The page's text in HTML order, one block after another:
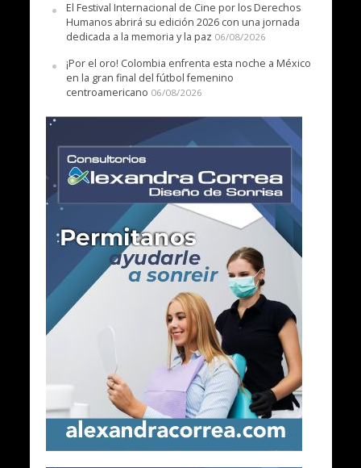
El Festival Internacional de Cine por los Derechos
Humanos abrirá su edición 2026 con una jornada
dedicada a la memoria y la paz 06/08/2026
¡Por el oro! Colombia enfrenta esta noche a México
en la gran final del fútbol femenino
centroamericano 06/08/2026